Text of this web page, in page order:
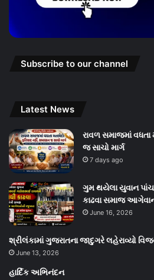
Subscribe to our channel
Latest News
રાવળ સમાજમાં વધતા
જ સાચો માર્ગ
7 days ago
ગુમ થયેલા યુવાન
કાઢવા સમાજ
June 16, 2026
શ્રીલંકામાં ગુજરાતના જાદુગરે લહેરાવ્યો
June 13, 2026
હાર્દિક અભિનંદન